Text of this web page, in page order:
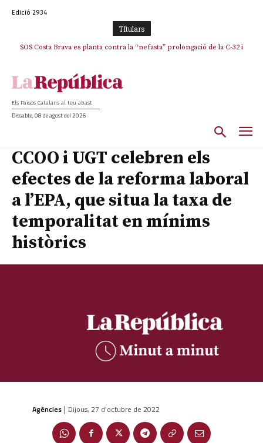
Edició 2934
TItulars
SOS Costa Brava es planta contra la “nefasta” prolongació de la C-32 i
Els Països Catalans al teu abast
Dissabte, 08 de agost del 2026
CCOO i UGT celebren els
efectes de la reforma laboral
a l’EPA, que situa la taxa de
temporalitat en mínims
històrics
Agències | Dijous, 27 d'octubre de 2022